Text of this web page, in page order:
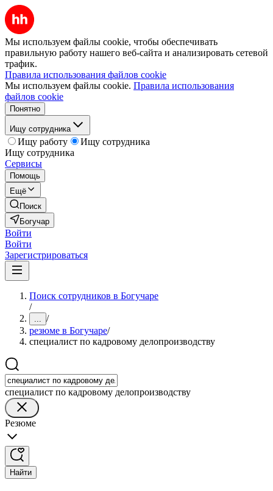
Мы используем файлы cookie, чтобы обеспечивать
правильную работу нашего веб-сайта и анализировать сетевой
трафик.
Правила использования файлов cookie
Мы используем файлы cookie. Правила использования
файлов cookie
Понятно
Ищу сотрудника
Ищу работу
Ищу сотрудника
Ищу сотрудника
Сервисы
Помощь
Ещё
Поиск
Богучар
Войти
Войти
Зарегистрироваться
Поиск сотрудников в Богучаре
/
... /
резюме в Богучаре/
специалист по кадровому делопроизводству
специалист по кадровому делопроизводству
Резюме
Найти